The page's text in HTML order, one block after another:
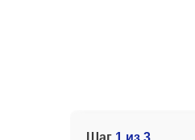
Шаг 1 из 3